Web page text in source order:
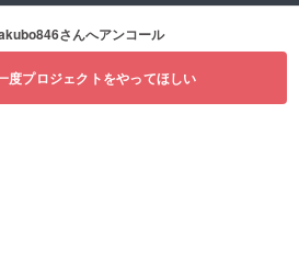
さんへアンコール
度プロジェクトをやってほしい